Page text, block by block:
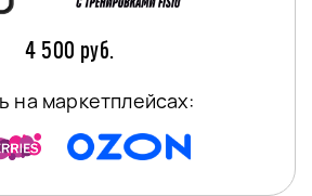
4 500 руб.
на маркетплейсах: